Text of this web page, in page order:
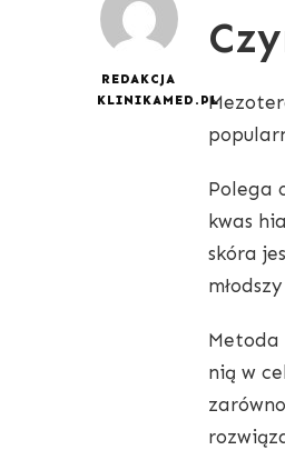
REDAKCJA
KLINIKAMED.PL
Polega
kwas
skóra
Metoda
nią w